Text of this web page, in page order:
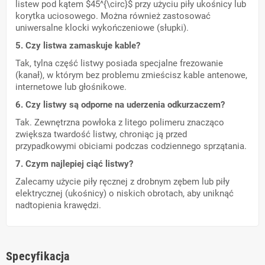
listew pod kątem $45^{\circ}$ przy użyciu piły ukośnicy lub
korytka uciosowego. Można również zastosować
uniwersalne klocki wykończeniowe (słupki).
5. Czy listwa zamaskuje kable?
Tak, tylna część listwy posiada specjalne frezowanie
(kanał), w którym bez problemu zmieścisz kable antenowe,
internetowe lub głośnikowe.
6. Czy listwy są odporne na uderzenia odkurzaczem?
Tak. Zewnętrzna powłoka z litego polimeru znacząco
zwiększa twardość listwy, chroniąc ją przed
przypadkowymi obiciami podczas codziennego sprzątania.
7. Czym najlepiej ciąć listwy?
Zalecamy użycie piły ręcznej z drobnym zębem lub piły
elektrycznej (ukośnicy) o niskich obrotach, aby uniknąć
nadtopienia krawędzi.
Specyfikacja